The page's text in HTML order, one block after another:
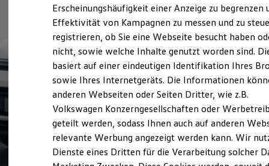
Ladezeitensimulator
Batterie
Sicherheit
Garantie und Lebensdauer
Nachhaltigkeit
Technologie
Kosten und Kauf
Verbrauchskosten
Kaufoptionen
E-Auto-Förderung
Software und Konnektivität
Die ID. Software 6
ID. Software Versionen und Updates
Digitale Extras
Schnittstellen zu Ihrem ID.
Erscheinungshäufigkeit einer Anzeige zu begrenzen
Effektivität von Kampagnen zu messen und zu
registrieren, ob Sie eine Webseite besucht haben
nicht, sowie welche Inhalte genutzt worden sind.
basiert auf einer eindeutigen Identifikation Ihres
sowie Ihres Internetgeräts. Die Informationen
anderen Webseiten oder Seiten Dritter, wie z.B.
Volkswagen Konzerngesellschaften oder
geteilt werden, sodass Ihnen auch auf anderen
relevante Werbung angezeigt werden kann. Wir
Dienste eines Dritten für die Verarbeitung solcher